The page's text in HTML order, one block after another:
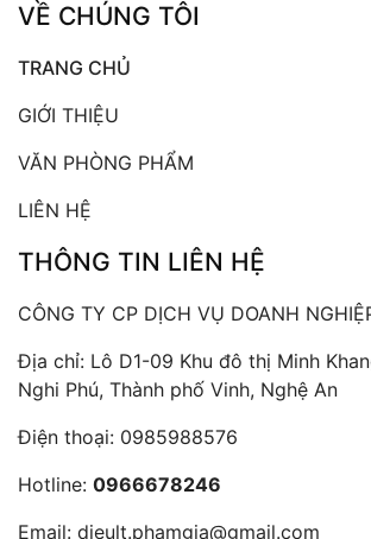
VỀ CHÚNG TÔI
TRANG CHỦ
GIỚI THIỆU
VĂN PHÒNG PHẨM
LIÊN HỆ
THÔNG TIN LIÊN HỆ
CÔNG TY CP DỊCH VỤ DOANH
Địa chỉ: Lô D1-09 Khu đô thị Minh
Nghi Phú, Thành phố Vinh, Nghệ An
Điện thoại: 0985988576
Hotline: 0966678246
Email: dieult.phamgia@gmail.com